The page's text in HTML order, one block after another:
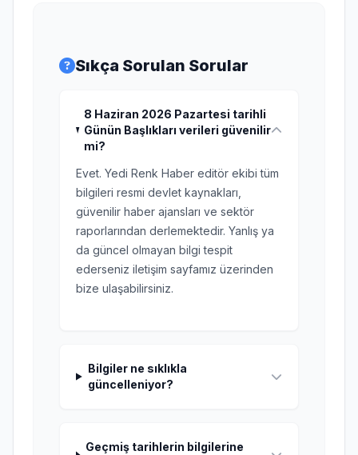
Sıkça Sorulan Sorular
8 Haziran 2026 Pazartesi tarihli
Günün Başlıkları verileri güvenilir
mi?
Evet. Yedi Renk Haber editör ekibi tüm
bilgileri resmi devlet kaynakları,
güvenilir haber ajansları ve sektör
raporlarından derlemektedir. Yanlış ya
da güncel olmayan bilgi tespit
ederseniz iletişim sayfamız üzerinden
bize ulaşabilirsiniz.
Bilgiler ne sıklıkla
güncelleniyor?
Geçmiş tarihlerin bilgilerine